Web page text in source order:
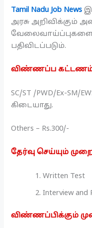
Tamil Nadu Job News
அரசு அறிவிக்கும்
பதிவிடப்படும்.
விண்ணப்ப
SC/ST /PWD/Ex-SM/
கிடையாது.
Others – Rs.300/-
தேர்வு செய்யும்
Written Test
Interview and
விண்ணப்பிக்கும்